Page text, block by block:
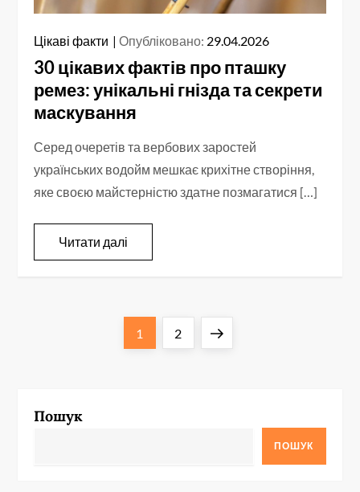
Цікаві факти Опубліковано: 29.04.2026
30 цікавих фактів про пташку
ремез: унікальні гнізда та секрети
маскування
Серед очеретів та вербових заростей
українських водойм мешкає крихітне створіння,
яке своєю майстерністю здатне позмагатися […]
Читати далі
Сторінка
1 Сторінка
2 Наступна
Пошук
ПОШУК